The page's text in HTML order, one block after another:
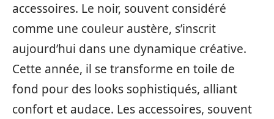
accessoires. Le noir, souvent considéré
comme une couleur austère, s’inscrit
aujourd’hui dans une dynamique créative.
Cette année, il se transforme en toile de
fond pour des looks sophistiqués, alliant
confort et audace. Les accessoires, souvent